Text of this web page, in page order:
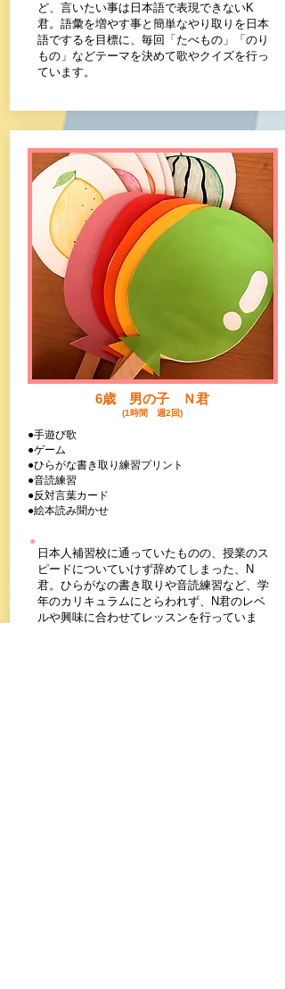
ど、言いたい事は日本語で表現できないK
君。語彙を増やす事と簡単なやり取りを日本
語でするを目標に、毎回「たべもの」「のり
もの」などテーマを決めて歌やクイズを行っ
ています。
​6歳 男の子 Ｎ君
(1時間 週2回)
●手遊び歌
●ゲーム
●ひらがな書き取り練習プリント
●音読練習
●反対言葉カード
​●絵本読み聞かせ
​日本人補習校に通っていたものの、授業のス
ピードについていけず辞めてしまった、N
君。ひらがなの書き取りや音読練習など、学
年のカリキュラムにとらわれず、N君のレベ
ルや興味に合わせてレッスンを行っていま